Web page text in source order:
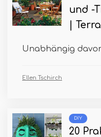
und -
|
Unabhängig
Ellen Tschirch
DIY
20